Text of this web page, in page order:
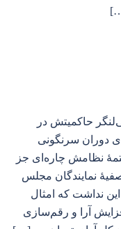
حاکمیتش در
دوران سرنگونی
نظامش چاره‌ای جز
نمایندگان مجلس
نداشت که امثال
آرا و رقم‌سازی